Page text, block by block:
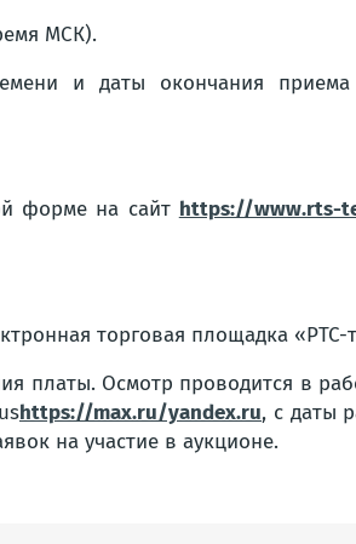
МСК).
и даты окончания
форме на сайт https://www.rts-
торговая площадка «РТС-
платы. Осмотр проводится в
https://max.ru/yandex.ru, с даты
на участие в аукционе.